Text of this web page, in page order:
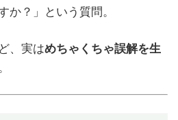
か？」という質問。
、実はめちゃくちゃ誤解を生